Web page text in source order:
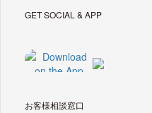
GET SOCIAL & APP
お客様相談窓口